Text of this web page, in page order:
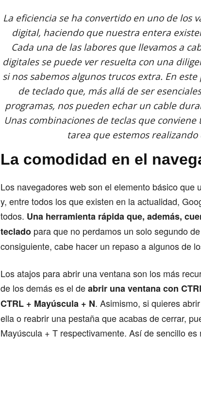
La eficiencia se ha convertido en uno de los
digital, haciendo que nuestra entera
Cada una de las labores que llevamos a
digitales se puede ver resuelta con una
si nos sabemos algunos trucos extra. En
de teclado que, más allá de ser
programas, nos pueden echar un cable
Unas combinaciones de teclas que
tarea que estemos
La comodidad en el
Los navegadores web son el elemento básico que
y, entre todos los que existen en la actualidad,
todos. Una herramienta rápida que, además,
teclado para que no perdamos un solo segundo
consiguiente, cabe hacer un repaso a algunos de
Los atajos para abrir una ventana son los más
de los demás es el deabrir una ventana con
CTRL + Mayúscula + N. Asimismo, si quieres
ella o reabrir una pestaña que acabas de cerrar,
Mayúscula + T respectivamente. Así de sencillo es